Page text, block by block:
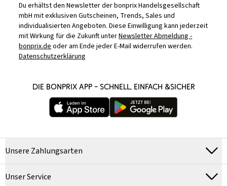
Du erhältst den Newsletter der bonprix Handelsgesellschaft
mbH mit exklusiven Gutscheinen, Trends, Sales und
individualisierten Angeboten. Diese Einwilligung kann jederzeit
mit Wirkung für die Zukunft unterNewsletter Abmeldung -
bonprix.deoder am Ende jeder E-Mail widerrufen werden.
Datenschutzerklärung
DIE BONPRIX APP – SCHNELL, EINFACH &SICHER
Unsere Zahlungsarten
Unser Service